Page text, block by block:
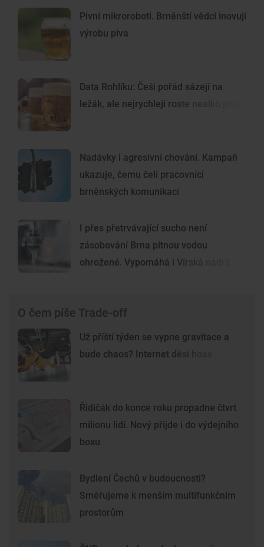
Pivní mikroroboti. Brněnští vědci inovují
výrobu piva
Data Rohlíku: Češi pořád sázejí na
ležák, ale nejrychleji roste nealko pivo
Nadávky i agresivní chování. Kampaň
ukazuje, čemu čelí pracovníci
brněnských komunikací
I přes přetrvávající sucho není
zásobování Brna pitnou vodou
ohrožené. Vypomáhá i Vírská nádrž
O čem píše Trade-off
Už příští týden se vypne gravitace a
bude chaos? Internet děsí hoax
Řidičák do konce roku propadne čtvrt
milionu lidí. Nový přijde i do výdejního
boxu
Bydlení Čechů v budoucnosti?
Směřujeme k menším multifunkčním
prostorům